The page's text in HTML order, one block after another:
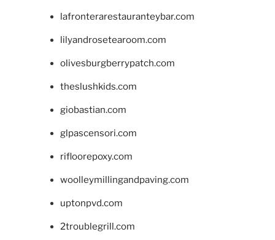
lafronterarestauranteybar.com
lilyandrosetearoom.com
olivesburgberrypatch.com
theslushkids.com
giobastian.com
glpascensori.com
rifloorepoxy.com
woolleymillingandpaving.com
uptonpvd.com
2troublegrill.com